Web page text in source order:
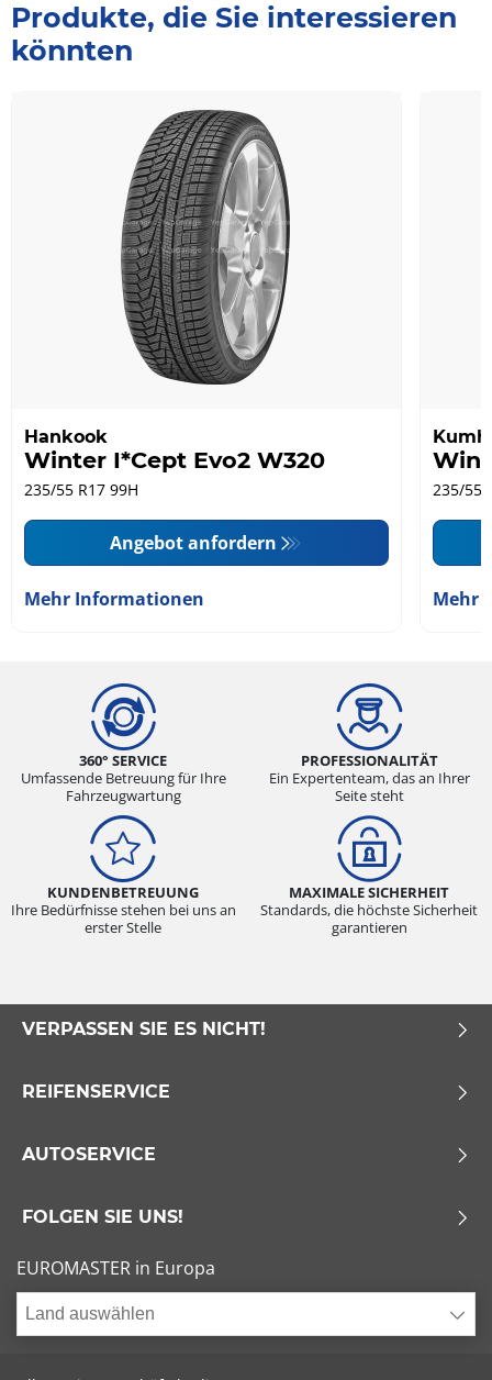
Produkte, die Sie interessieren
könnten
Hankook
Winter I*Cept Evo2 W320
235/55 R17 99H
Angebot anfordern
Mehr Informationen
235/55
Mehr
360° SERVICE
Umfassende Betreuung für Ihre
Fahrzeugwartung
PROFESSIONALITÄT
Ein Expertenteam, das an Ihrer
Seite steht
KUNDENBETREUUNG
Ihre Bedürfnisse stehen bei uns an
erster Stelle
MAXIMALE SICHERHEIT
Standards, die höchste Sicherheit
garantieren
VERPASSEN SIE ES NICHT!
REIFENSERVICE
AUTOSERVICE
FOLGEN SIE UNS!
EUROMASTER in Europa
Land auswählen